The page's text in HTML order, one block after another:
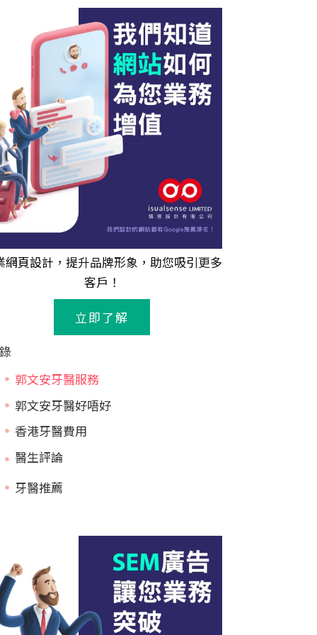
網頁設計 ，提升品牌形象，助您吸引更多
客戶！
立即了解
郭文安牙醫服務
郭文安牙醫好唔好
香港牙醫費用
牙醫推薦